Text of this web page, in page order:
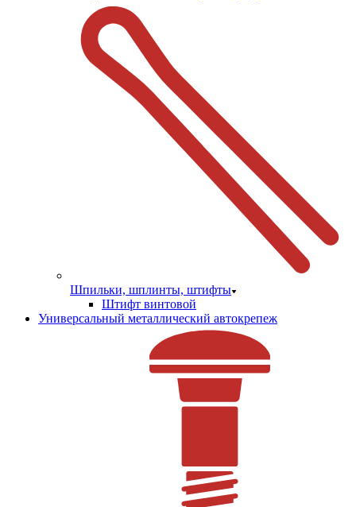
Шпильки, шплинты, штифты
Штифт винтовой
Универсальный металлический автокрепеж